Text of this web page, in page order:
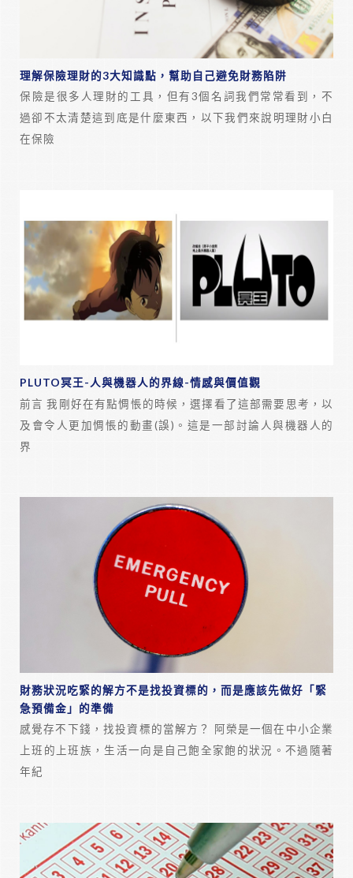
理解保險理財的3大知識點，幫助自己避免財務陷阱
保險是很多人理財的工具，但有3個名詞我們常常看到，不
過卻不太清楚這到底是什麼東西，以下我們來說明理財小白
在保險
PLUTO冥王-人與機器人的界線-情感與價值觀
前言 我剛好在有點惆悵的時候，選擇看了這部需要思考，以
及會令人更加惆悵的動畫(誤)。這是一部討論人與機器人的
界
財務狀況吃緊的解方不是找投資標的，而是應該先做好「緊
急預備金」的準備
感覺存不下錢，找投資標的當解方？ 阿榮是一個在中小企業
上班的上班族，生活一向是自己飽全家飽的狀況。不過隨著
年紀